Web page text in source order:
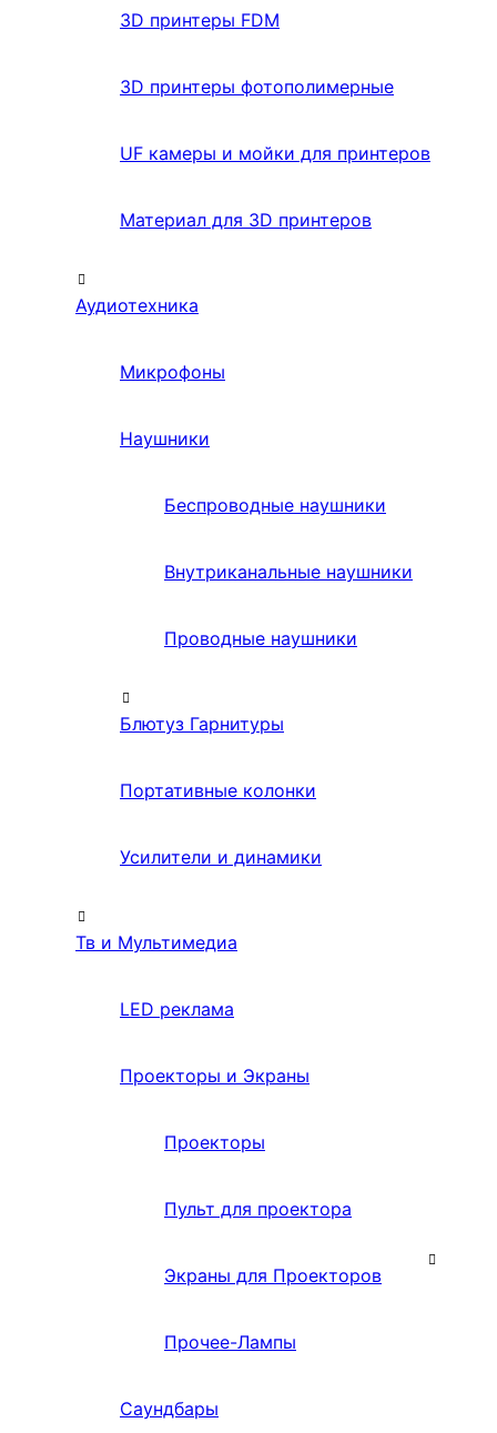
3D принтеры FDM
3D принтеры фотополимерные
UF камеры и мойки для принтеров
Материал для 3D принтеров
Аудиотехника
Микрофоны
Наушники
Беспроводные наушники
Внутриканальные наушники
Проводные наушники
Блютуз Гарнитуры
Портативные колонки
Усилители и динамики
Тв и Мультимедиа
LED реклама
Проекторы и Экраны
Проекторы
Пульт для проектора
Экраны для Проекторов
Прочее-Лампы
Саундбары